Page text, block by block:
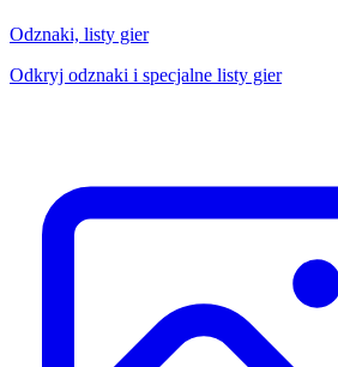
Odznaki, listy gier
Odkryj odznaki i specjalne listy gier